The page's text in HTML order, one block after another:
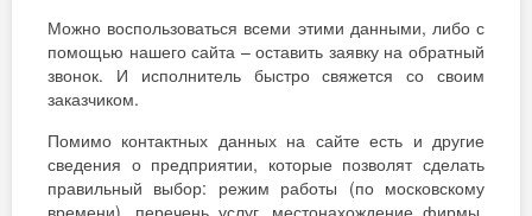
Можно воспользоваться всеми этими данными, либо с
помощью нашего сайта – оставить заявку на обратный
звонок. И исполнитель быстро свяжется со своим
заказчиком.
Помимо контактных данных на сайте есть и другие
сведения о предприятии, которые позволят сделать
правильный выбор: режим работы (по московскому
времени), перечень услуг, местонахождение фирмы,